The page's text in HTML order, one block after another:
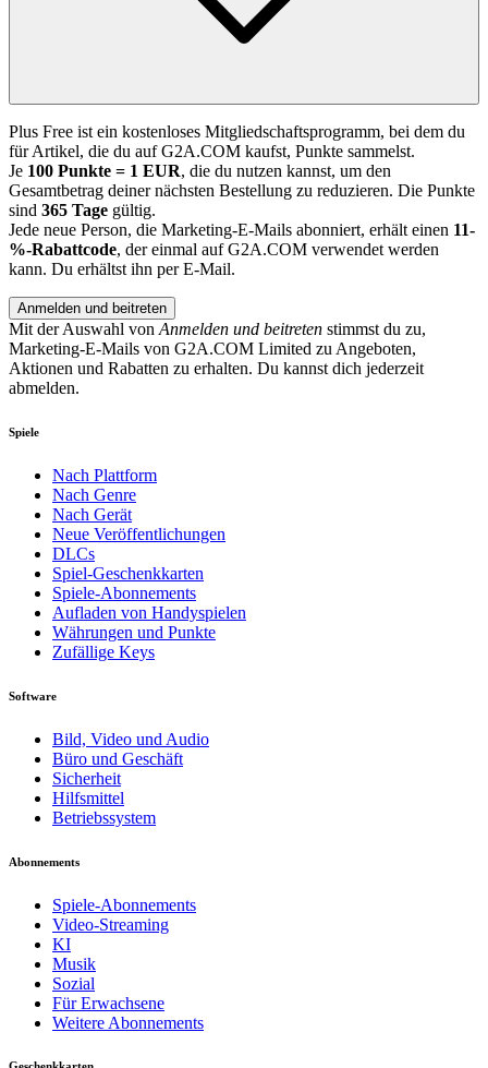
Plus Free ist ein kostenloses Mitgliedschaftsprogramm, bei dem du
für Artikel, die du auf G2A.COM kaufst, Punkte sammelst.
Je 100 Punkte = 1 EUR, die du nutzen kannst, um den
Gesamtbetrag deiner nächsten Bestellung zu reduzieren. Die Punkte
sind 365 Tage gültig.
Jede neue Person, die Marketing-E-Mails abonniert, erhält einen 11-
%-Rabattcode, der einmal auf G2A.COM verwendet werden
kann. Du erhältst ihn per E-Mail.
Anmelden und beitreten
Mit der Auswahl von Anmelden und beitreten stimmst du zu,
Marketing-E-Mails von G2A.COM Limited zu Angeboten,
Aktionen und Rabatten zu erhalten. Du kannst dich jederzeit
abmelden.
Spiele
Nach Plattform
Nach Genre
Nach Gerät
Neue Veröffentlichungen
DLCs
Spiel-Geschenkkarten
Spiele-Abonnements
Aufladen von Handyspielen
Währungen und Punkte
Zufällige Keys
Software
Bild, Video und Audio
Büro und Geschäft
Sicherheit
Hilfsmittel
Betriebssystem
Abonnements
Spiele-Abonnements
Video-Streaming
KI
Musik
Sozial
Für Erwachsene
Weitere Abonnements